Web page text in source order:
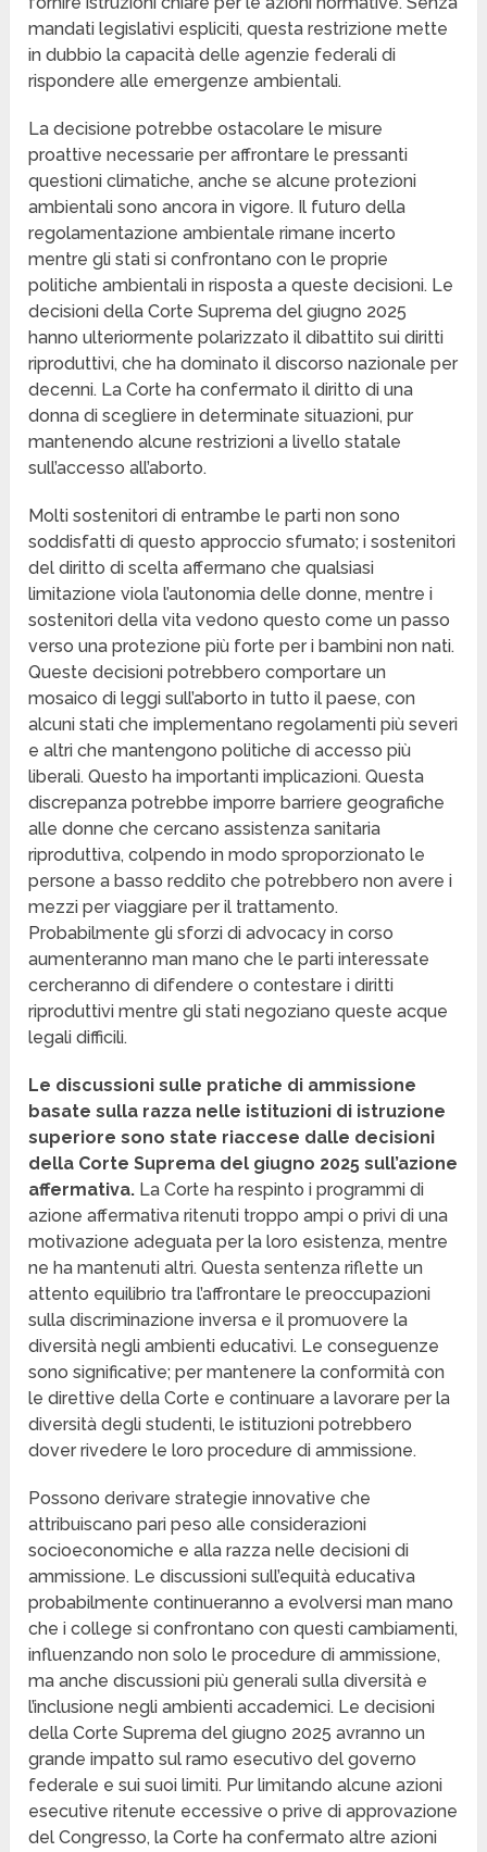
mandati legislativi espliciti, questa restrizione mette
in dubbio la capacità delle agenzie federali di
rispondere alle emergenze ambientali.
La decisione potrebbe ostacolare le misure
proattive necessarie per affrontare le pressanti
questioni climatiche, anche se alcune protezioni
ambientali sono ancora in vigore. Il futuro della
regolamentazione ambientale rimane incerto
mentre gli stati si confrontano con le proprie
politiche ambientali in risposta a queste decisioni. Le
decisioni della Corte Suprema del giugno 2025
hanno ulteriormente polarizzato il dibattito sui diritti
riproduttivi, che ha dominato il discorso nazionale per
decenni. La Corte ha confermato il diritto di una
donna di scegliere in determinate situazioni, pur
mantenendo alcune restrizioni a livello statale
sull’accesso all’aborto.
Molti sostenitori di entrambe le parti non sono
soddisfatti di questo approccio sfumato; i sostenitori
del diritto di scelta affermano che qualsiasi
limitazione viola l’autonomia delle donne, mentre i
sostenitori della vita vedono questo come un passo
verso una protezione più forte per i bambini non nati.
Queste decisioni potrebbero comportare un
mosaico di leggi sull’aborto in tutto il paese, con
alcuni stati che implementano regolamenti più severi
e altri che mantengono politiche di accesso più
liberali. Questo ha importanti implicazioni. Questa
discrepanza potrebbe imporre barriere geografiche
alle donne che cercano assistenza sanitaria
riproduttiva, colpendo in modo sproporzionato le
persone a basso reddito che potrebbero non avere i
mezzi per viaggiare per il trattamento.
Probabilmente gli sforzi di advocacy in corso
aumenteranno man mano che le parti interessate
cercheranno di difendere o contestare i diritti
riproduttivi mentre gli stati negoziano queste acque
legali difficili.
Le discussioni sulle pratiche di ammissione
basate sulla razza nelle istituzioni di istruzione
superiore sono state riaccese dalle decisioni
della Corte Suprema del giugno 2025 sull’azione
affermativa. La Corte ha respinto i programmi di
azione affermativa ritenuti troppo ampi o privi di una
motivazione adeguata per la loro esistenza, mentre
ne ha mantenuti altri. Questa sentenza riflette un
attento equilibrio tra l’affrontare le preoccupazioni
sulla discriminazione inversa e il promuovere la
diversità negli ambienti educativi. Le conseguenze
sono significative; per mantenere la conformità con
le direttive della Corte e continuare a lavorare per la
diversità degli studenti, le istituzioni potrebbero
dover rivedere le loro procedure di ammissione.
Possono derivare strategie innovative che
attribuiscano pari peso alle considerazioni
socioeconomiche e alla razza nelle decisioni di
ammissione. Le discussioni sull’equità educativa
probabilmente continueranno a evolversi man mano
che i college si confrontano con questi cambiamenti,
influenzando non solo le procedure di ammissione,
ma anche discussioni più generali sulla diversità e
l’inclusione negli ambienti accademici. Le decisioni
della Corte Suprema del giugno 2025 avranno un
grande impatto sul ramo esecutivo del governo
federale e sui suoi limiti. Pur limitando alcune azioni
esecutive ritenute eccessive o prive di approvazione
del Congresso, la Corte ha confermato altre azioni